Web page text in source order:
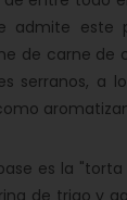
admite este
de carne de
serranos, a
es la "torta
de trigo y